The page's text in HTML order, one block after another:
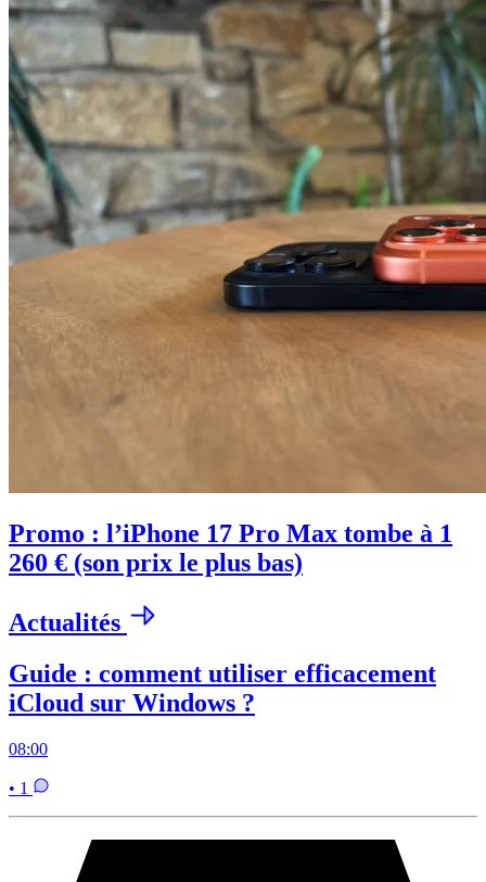
Promo : l’iPhone 17 Pro Max tombe à 1
260 € (son prix le plus bas)
Actualités
Guide : comment utiliser efficacement
iCloud sur Windows ?
08:00
• 1